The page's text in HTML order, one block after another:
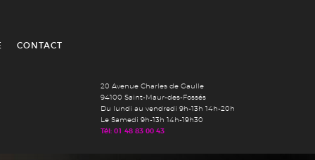
CONTACT
20 Avenue Charles de Gaulle
94100 Saint-Maur-des-Fossés
Du lundi au vendredi 9h-13h 14h-20h
Le Samedi 9h-13h 14h-19h30
Tél: 01 48 83 00 43